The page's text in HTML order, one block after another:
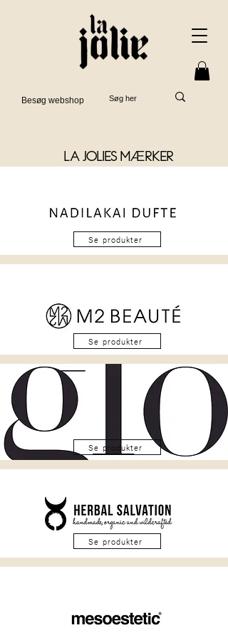
Besøg webshop
lA JOLIES MÆRKER
Se produkter
Se produkter
Se produkter
Se produkter